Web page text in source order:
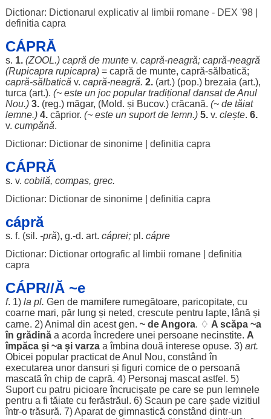
Dictionar: Dictionarul explicativ al limbii romane - DEX '98|
definitia capra
CÁPRĂ
s. 1. (ZOOL.) capră de muntev. capră-neagră; capră-neagră
(Rupicapra rupicapra)= capră de munte, capră-sălbatică;
capră-sălbatică v. capră-neagră. 2.(art.) (pop.) brezaia (art.),
turca (art.). (~ este un joc popular tradițional dansatdeAnul
Nou.) 3.(reg.) măgar, (Mold. și Bucov.) crăcană. (~ de tăiat
lemne.) 4. căprior. (~ este un suportde lemn.) 5.v. clește. 6.
v. cumpănă.
Dictionar: Dictionar de sinonime| definitia capra
CÁPRĂ
s. v. cobilă, compas, grec.
Dictionar: Dictionar de sinonime| definitia capra
cápră
s. f. (sil . -pră), g.-d. art. cáprei;pl. cápre
Dictionar: Dictionar ortografic al limbii romane| definitia
capra
CÁPR//Ă ~e
f. 1) la pl. Gen de mamifere rumegătoare, paricopitate, cu
coarne mari, păr lung și neted, crescute pentru lapte, lână și
carne. 2)Animal din acestgen. ~ de Angora. ♢ A scăpa~a
în grădină a acorda încredereunei persoane necinstite. A
împăcași ~a și varzaaîmbina două interese opuse. 3) art.
Obicei popular practicatdeAnul Nou, constând în
executarea unor dansuri și figuri comicede o persoană
mascată în chipde capră. 4) Personaj mascat astfel . 5)
Suportcu patru picioare încrucișatepe care se pun lemnele
pentru a fi tăiatecu ferăstrăul . 6) Scaun pe care șade vizitiul
într-o trăsură. 7)Aparatde gimnastică constând dintr-un